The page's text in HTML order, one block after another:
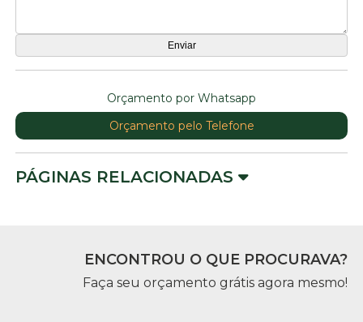
Orçamento por Whatsapp
Orçamento pelo Telefone
PÁGINAS RELACIONADAS
ENCONTROU O QUE PROCURAVA?
Faça seu orçamento grátis agora mesmo!